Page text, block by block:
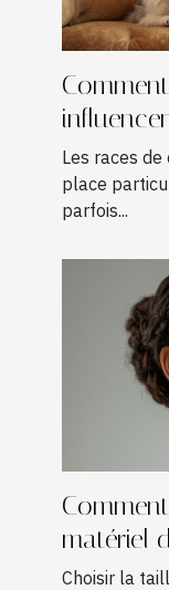
?
Les races
place
parfois...
matériel
?
Choisir la